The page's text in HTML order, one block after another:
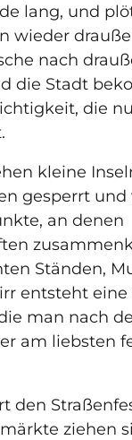
lang, und
wieder
nach
die Stadt
die
kleine
gesperrt
an denen
Ständen,
entsteht eine
man nach
am liebsten
den
ziehen